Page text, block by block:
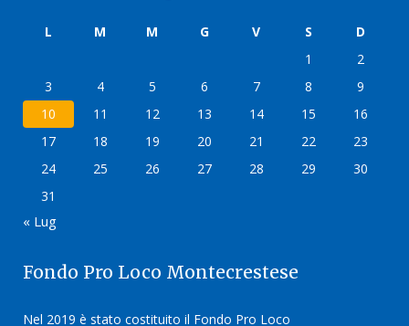
L M M G V S
D
1
2
3
4 5 6 7 8
9
10
11 12 13 14 15
16
17
18 19 20 21 22
23
24
25 26 27 28 29
30
31
« Lug
Fondo Pro Loco Montecrestese
Nel 2019 è stato costituito il Fondo Pro Loco